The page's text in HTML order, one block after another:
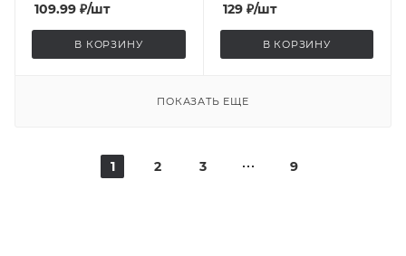
109.99 ₽/шт
В КОРЗИНУ
129₽/шт
В КОРЗИНУ
ПОКАЗАТЬ ЕЩЕ
1 2 3 9